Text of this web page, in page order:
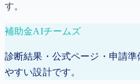
す。
補助金AIチームズ
診断結果・公式ページ・申請
やすい設計です。